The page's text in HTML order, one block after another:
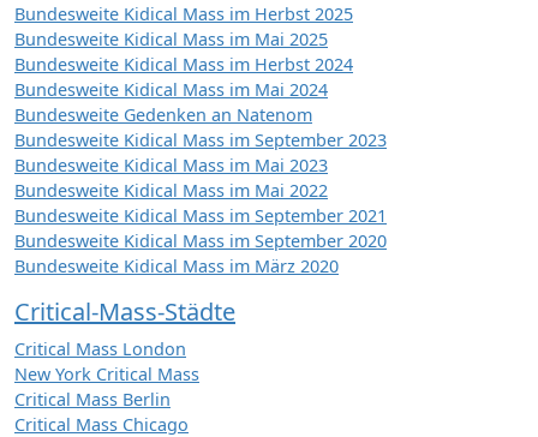
Bundesweite Kidical Mass im Herbst 2025
Bundesweite Kidical Mass im Mai 2025
Bundesweite Kidical Mass im Herbst 2024
Bundesweite Kidical Mass im Mai 2024
Bundesweite Gedenken an Natenom
Bundesweite Kidical Mass im September 2023
Bundesweite Kidical Mass im Mai 2023
Bundesweite Kidical Mass im Mai 2022
Bundesweite Kidical Mass im September 2021
Bundesweite Kidical Mass im September 2020
Bundesweite Kidical Mass im März 2020
Critical-Mass-Städte
Critical Mass London
New York Critical Mass
Critical Mass Berlin
Critical Mass Chicago